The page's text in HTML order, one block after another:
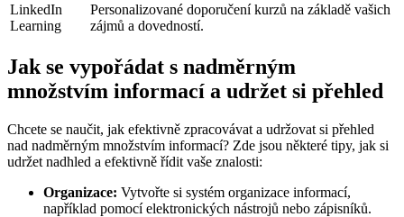
LinkedIn
Learning
Personalizované doporučení kurzů na základě vašich
zájmů a dovedností.
Jak se vypořádat s nadměrným
množstvím informací a udržet si přehled
Chcete se naučit, jak efektivně zpracovávat a udržovat si přehled
nad nadměrným množstvím informací? Zde jsou některé tipy, jak si
udržet nadhled a efektivně řídit vaše znalosti:
Organizace: Vytvořte si systém organizace informací,
například pomocí elektronických nástrojů nebo zápisníků.